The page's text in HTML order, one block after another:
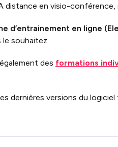
distance en visio-conférence,
d’entrainement en ligne
souhaitez.
des formations
versions du logiciel